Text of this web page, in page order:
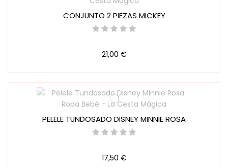
CONJUNTO 2 PIEZAS MICKEY
21,00 €
PELELE TUNDOSADO DISNEY MINNIE ROSA
17,50 €